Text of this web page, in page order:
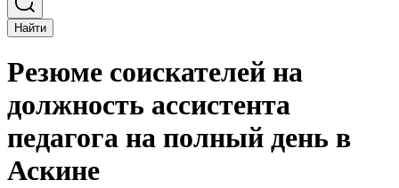
Найти
Резюме соискателей на
должность ассистента
педагога на полный день в
Аскине